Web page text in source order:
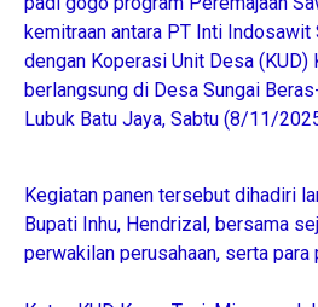
kemitraan antara PT Inti Indosawit
dengan Koperasi Unit Desa (KUD)
berlangsung di Desa Sungai
Lubuk Batu Jaya, Sabtu (8/11/
‎Kegiatan panen tersebut dihadiri
Bupati Inhu, Hendrizal, bersama
perwakilan perusahaan, serta